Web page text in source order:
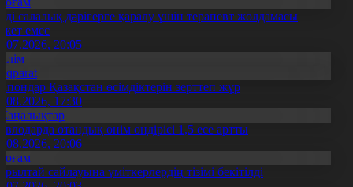
салалық дәрігерге қаралу үшін терапевт жолдамасы
емес
20:05
Қазақстан өсімдіктерін зерттеп жүр
17:30
отандық өнім өндірісі 1,5 есе артты
20:06
сайлауына үміткерлердің тізімі бекітілді